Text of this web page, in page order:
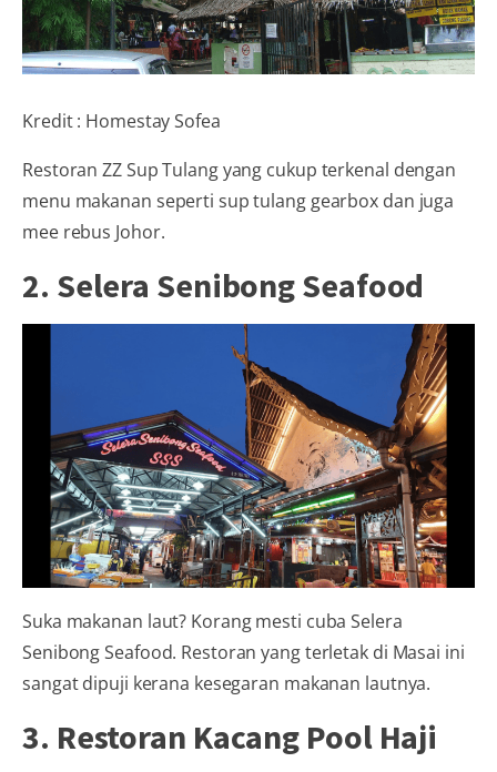
Kredit : Homestay Sofea
Restoran ZZ Sup Tulang yang cukup terkenal dengan
menu makanan seperti sup tulang gearbox dan juga
mee rebus Johor.
2. Selera Senibong Seafood
Suka makanan laut? Korang mesti cuba Selera
Senibong Seafood. Restoran yang terletak di Masai ini
sangat dipuji kerana kesegaran makanan lautnya.
3. Restoran Kacang Pool Haji